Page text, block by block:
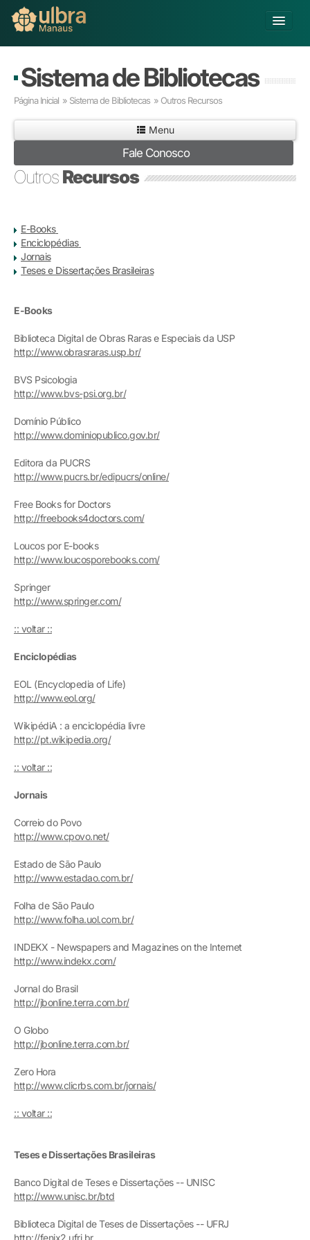
Buscar
Já sou Aluno
Matricule-se
Educação Básica
Graduação
Pesquisa
Extensão
Infraestrutura e Serviços
Sobre a ULBRA
Sistema de Bibliotecas
Página Inicial » Sistema de Bibliotecas » Outros Recursos
Menu
Fale Conosco
OutrosRecursos
E-Books
Enciclopédias
Jornais
Teses e Dissertações Brasileiras
E-Books
Biblioteca Digital de Obras Raras e Especiais da USP
http://www.obrasraras.usp.br/
BVS Psicologia
http://www.bvs-psi.org.br/
Domínio Público
http://www.dominiopublico.gov.br/
Editora da PUCRS
http://www.pucrs.br/edipucrs/online/
Free Books for Doctors
http://freebooks4doctors.com/
Loucos por E-books
http://www.loucosporebooks.com/
Springer
http://www.springer.com/
:: voltar ::
Enciclopédias
EOL (Encyclopedia of Life)
http://www.eol.org/
WikipédiA : a enciclopédia livre
http://pt.wikipedia.org/
:: voltar ::
Jornais
Correio do Povo
http://www.cpovo.net/
Estado de São Paulo
http://www.estadao.com.br/
Folha de São Paulo
http://www.folha.uol.com.br/
INDEKX - Newspapers and Magazines on the Internet
http://www.indekx.com/
Jornal do Brasil
http://jbonline.terra.com.br/
O Globo
http://jbonline.terra.com.br/
Zero Hora
http://www.clicrbs.com.br/jornais/
:: voltar ::
Teses e Dissertações Brasileiras
Banco Digital de Teses e Dissertações -- UNISC
http://www.unisc.br/btd
Biblioteca Digital de Teses de Dissertações -- UFRJ
http://fenix2.ufrj.br